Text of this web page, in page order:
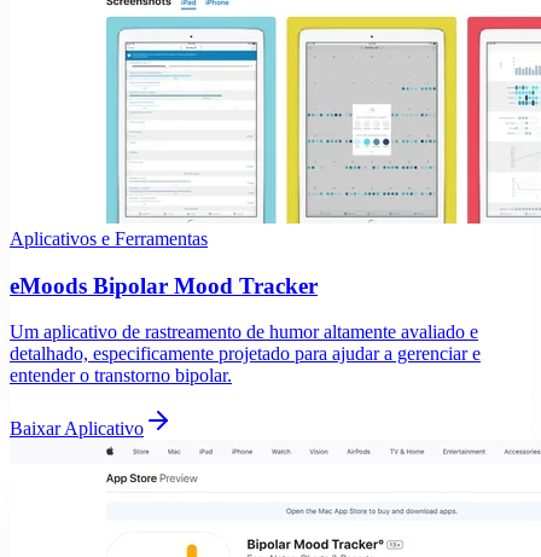
Aplicativos e Ferramentas
eMoods Bipolar Mood Tracker
Um aplicativo de rastreamento de humor altamente avaliado e
detalhado, especificamente projetado para ajudar a gerenciar e
entender o transtorno bipolar.
Baixar Aplicativo